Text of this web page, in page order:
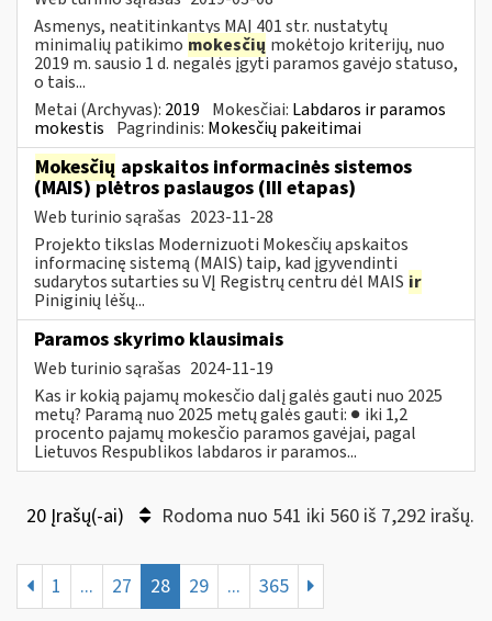
Asmenys, neatitinkantys MAĮ 401 str. nustatytų
minimalių patikimo mokesčių mokėtojo kriterijų, nuo
2019 m. sausio 1 d. negalės įgyti paramos gavėjo statuso,
o tais...
Metai (Archyvas): 2019 Mokesčiai: Labdaros ir paramos
mokestis Pagrindinis: Mokesčių pakeitimai
Mokesčių apskaitos informacinės sistemos
(MAIS) plėtros paslaugos (III etapas)
Web turinio sąrašas 2023-11-28
Projekto tikslas Modernizuoti Mokesčių apskaitos
informacinę sistemą (MAIS) taip, kad įgyvendinti
sudarytos sutarties su VĮ Registrų centru dėl MAIS ir
Piniginių lėšų...
Paramos skyrimo klausimais
Web turinio sąrašas 2024-11-19
Kas ir kokią pajamų mokesčio dalį galės gauti nuo 2025
metų? Paramą nuo 2025 metų galės gauti: ● iki 1,2
procento pajamų mokesčio paramos gavėjai, pagal
Lietuvos Respublikos labdaros ir paramos...
20 Įrašų(-ai) Rodoma nuo 541 iki 560 iš 7,292 irašų.
1 ... 27 28 29 ... 365